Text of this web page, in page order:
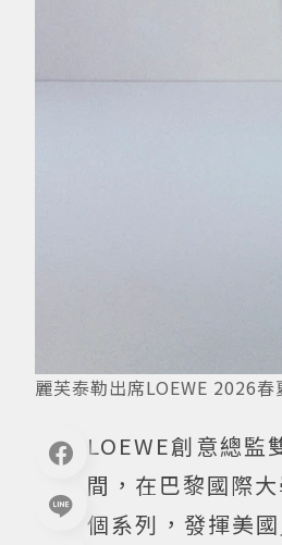
麗芙泰勒出席LOEWE 2026
LOEWE創意總
間，在巴黎國際
個系列，發揮美國